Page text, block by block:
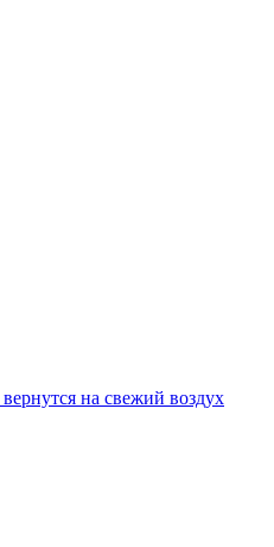
на свежий воздух